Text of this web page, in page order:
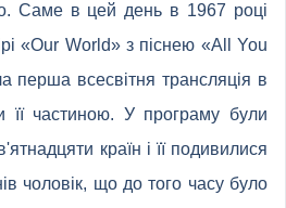
Саме в цей день в 1967 році
«Our World» з піснею «All You
перша всесвітня трансляція в
її частиною. У програму були
країн і її подивилися
чоловік, що до того часу було